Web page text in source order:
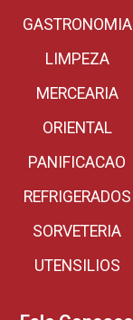
GASTRONOMIA
LIMPEZA
MERCEARIA
ORIENTAL
PANIFICACAO
REFRIGERADOS
SORVETERIA
UTENSILIOS